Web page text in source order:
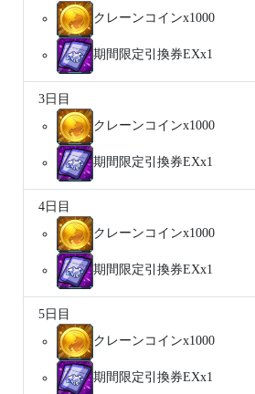
クレーンコインx1000
期間限定引換券EXx1
3日目
クレーンコインx1000
期間限定引換券EXx1
4日目
クレーンコインx1000
期間限定引換券EXx1
5日目
クレーンコインx1000
期間限定引換券EXx1